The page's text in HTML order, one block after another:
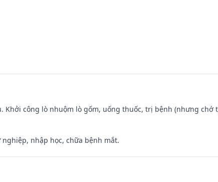
Khởi công lò nhuộm lò gốm, uống thuốc, trị bệnh (nhưng chớ
nhập học, chữa bệnh mắt.